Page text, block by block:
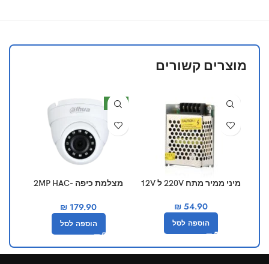
מוצרים קשורים
מיני ממיר מתח 220V ל 12V
₪54.90
הוספה לסל
חדש
מצלמת כיפה 2MP HAC-
₪ 179.90
הוספה לסל